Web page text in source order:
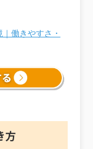
働きやすさ・
方